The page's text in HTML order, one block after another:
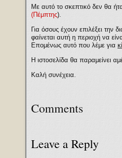
Με αυτό το σκεπτικό δεν θα
(Πέμπτης).
Για όσους έχουν επιλέξει την
φαίνεται αυτή η περιοχή να
Επομένως αυτό που λέμε για
Η ιστοσελίδα θα παραμείνει
Καλή συνέχεια.
Comments
Leave a Reply